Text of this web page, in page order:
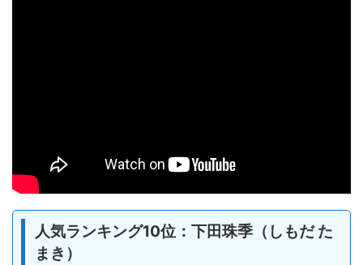
人気ランキング10位：下田珠季（しもだ た
まき）